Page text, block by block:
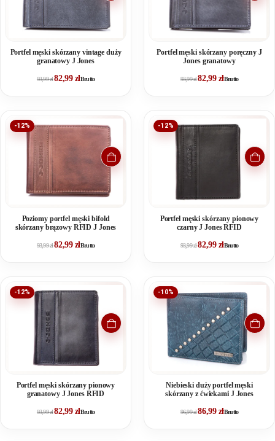
Portfel męski skórzany vintage duży
granatowy J Jones
93,99zł82,99 złBrutto
Portfel męski skórzany poręczny J
Jones granatowy
93,99zł82,99 złBrutto
-12%
Poziomy portfel męski bifold
skórzany brązowy RFID J Jones
93,99zł82,99 złBrutto
-12%
Portfel męski skórzany pionowy
czarny J Jones RFID
93,99zł82,99 złBrutto
-12%
Portfel męski skórzany pionowy
granatowy J Jones RFID
93,99zł82,99 złBrutto
-10%
Niebieski duży portfel męski
skórzany z ćwiekami J Jones
96,99zł86,99 złBrutto